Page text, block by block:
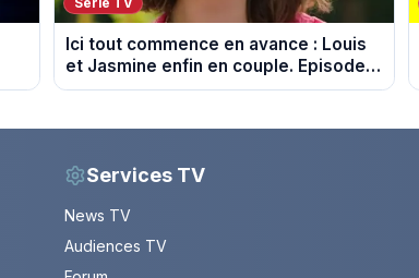
Ici tout commence en avance : Louis
et Jasmine enfin en couple. Episode
du 7 août 2026 (spoiler)
Services TV
News TV
Audiences TV